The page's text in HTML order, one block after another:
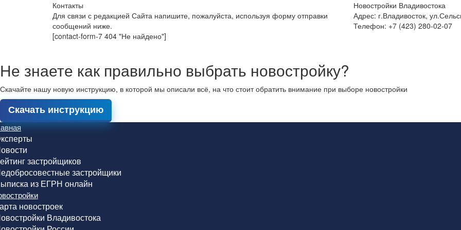
Контакты
Для связи с редакцией Сайта напишите, пожалуйста, используя форму отправки
сообщений ниже.
[contact-form-7 404 "Не найдено"]
Новостройки Владивостока
Адрес: г.Владивосток,
Телефон: +7 (423) 280-02-07
Не знаете как правильно выбрать новостройку?
Скачайте нашу новую инструкцию, в которой мы описали всё, на что стоит обратить внимание при выборе новостройки
Скачать инструкцию
застройщиков
застройщики
из ЕГРН онлайн
новостроек
Владивостока